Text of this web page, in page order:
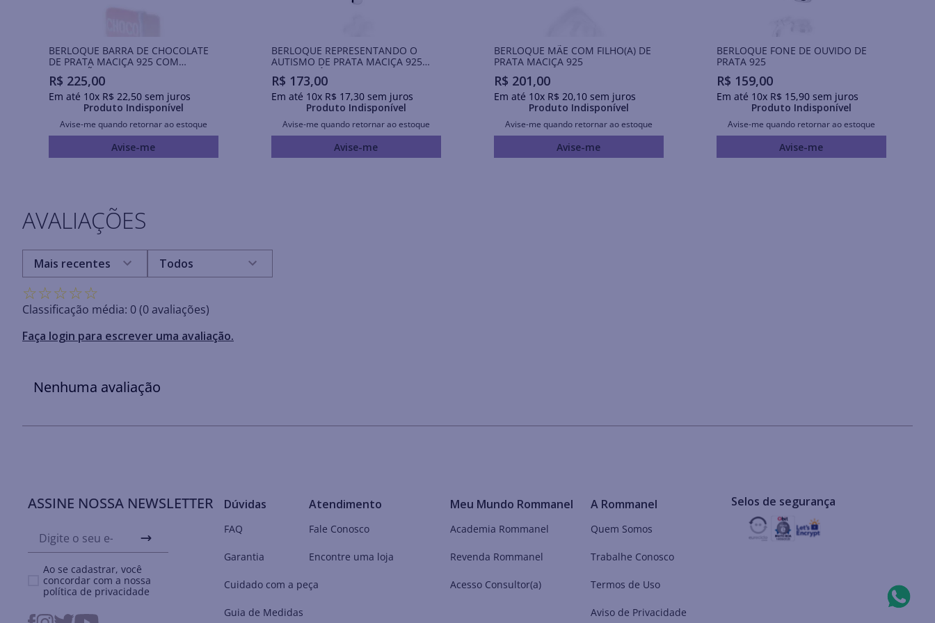
BERLOQUE BARRA DE CHOCOLATE
DE PRATA MACIÇA 925 COM
APLICAÇÃO DE RESINA
R$ 225,00
Em até 10x R$ 22,50sem juros
Produto Indisponível
Avise-me quando retornar ao estoque
Avise-me
BERLOQUE REPRESENTANDO O
AUTISMO DE PRATA MACIÇA 925
COM ZIRCÔNIA
R$ 173,00
Em até 10x R$ 17,30sem juros
Produto Indisponível
Avise-me quando retornar ao estoque
Avise-me
BERLOQUE MÃE COM FILHO(A) DE
PRATA MACIÇA 925
R$ 201,00
Em até 10x R$ 20,10sem juros
Produto Indisponível
Avise-me quando retornar ao estoque
Avise-me
BERLOQUE FONE DE OUVIDO DE
PRATA 925
R$ 159,00
Em até 10x R$ 15,90sem juros
Produto Indisponível
Avise-me quando retornar ao estoque
Avise-me
AVALIAÇÕES
☆☆☆☆☆
Classificação média: 0(0 avaliações)
Faça login para escrever uma avaliação.
Mais recentes Todos
Nenhuma avaliação
ASSINE NOSSA NEWSLETTER
Ao se cadastrar, você
concordar com a nossa
política de privacidade
Dúvidas
FAQ
Garantia
Cuidado com a peça
Guia de Medidas
Atendimento
Fale Conosco
Encontre uma loja
Meu Mundo Rommanel
Academia Rommanel
Revenda Rommanel
Acesso Consultor(a)
A Rommanel
Quem Somos
Trabalhe Conosco
Termos de Uso
Aviso de Privacidade
Selos de segurança